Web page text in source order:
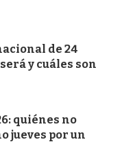
de 24
y cuáles son
quiénes no
jueves por un